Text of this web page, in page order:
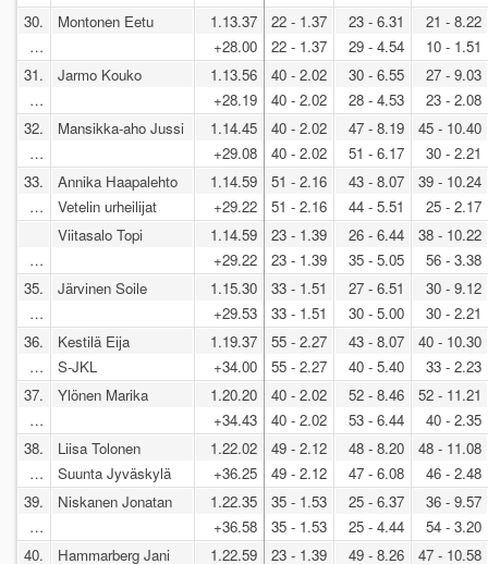
30.
…
Montonen Eetu
1.13.37
+28.00
22 - 1.37
22 - 1.37
23 - 6.31
29 - 4.54
21 - 8.22
10 - 1.51
31.
…
Jarmo Kouko
1.13.56
+28.19
40 - 2.02
40 - 2.02
30 - 6.55
28 - 4.53
27 - 9.03
23 - 2.08
32.
…
Mansikka-aho Jussi
1.14.45
+29.08
40 - 2.02
40 - 2.02
47 - 8.19
51 - 6.17
45 - 10.40
30 - 2.21
33.
…
Annika Haapalehto
Vetelin urheilijat
1.14.59
+29.22
51 - 2.16
51 - 2.16
43 - 8.07
44 - 5.51
39 - 10.24
25 - 2.17
…
Viitasalo Topi
1.14.59
+29.22
23 - 1.39
23 - 1.39
26 - 6.44
35 - 5.05
38 - 10.22
56 - 3.38
35.
…
Järvinen Soile
1.15.30
+29.53
33 - 1.51
33 - 1.51
27 - 6.51
30 - 5.00
30 - 9.12
30 - 2.21
36.
…
Kestilä Eija
S-JKL
1.19.37
+34.00
55 - 2.27
55 - 2.27
43 - 8.07
40 - 5.40
40 - 10.30
33 - 2.23
37.
…
Ylönen Marika
1.20.20
+34.43
40 - 2.02
40 - 2.02
52 - 8.46
53 - 6.44
52 - 11.21
40 - 2.35
38.
…
Liisa Tolonen
Suunta Jyväskylä
1.22.02
+36.25
49 - 2.12
49 - 2.12
48 - 8.20
47 - 6.08
48 - 11.08
46 - 2.48
39.
…
Niskanen Jonatan
1.22.35
+36.58
35 - 1.53
35 - 1.53
25 - 6.37
25 - 4.44
36 - 9.57
54 - 3.20
40.
Hammarberg Jani
1.22.59
23 - 1.39
49 - 8.26
47 - 10.58